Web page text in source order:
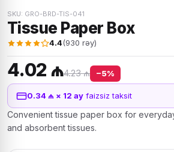
SKU: GRO-BRD-TIS-041
Tissue Paper Box
4.4(930 rəy)
4.02 ₼4.23 ₼ −5%
0.34 ₼ × 12 ay faizsiz taksit
Convenient tissue paper box for
and absorbent tissues.